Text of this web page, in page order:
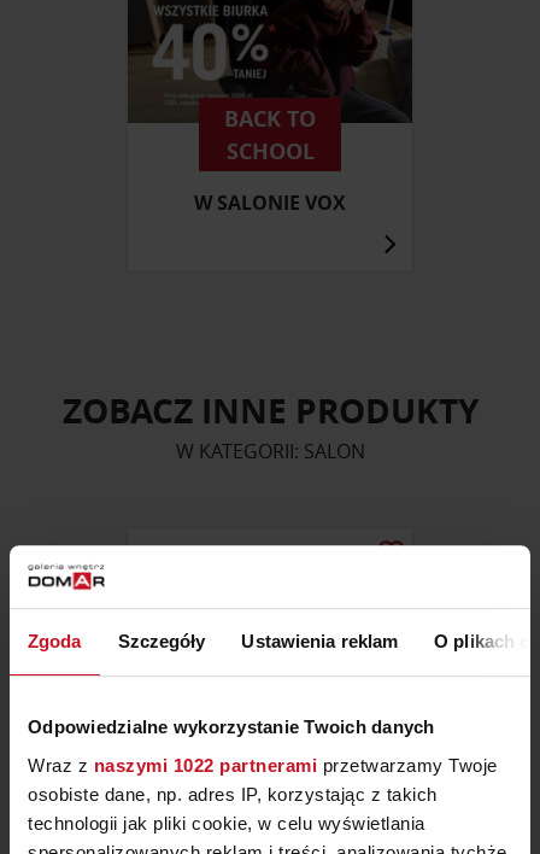
Zgoda Szczegóły Ustawienia reklam O plikach
Odpowiedzialne wykorzystanie Twoich danych
Wraz z naszymi 1022 partnerami przetwarzamy Twoje
osobiste dane, np. adres IP, korzystając z takich
technologii jak pliki cookie, w celu wyświetlania
BACK TO
SCHOOL
W SALONIE VOX
ZOBACZ INNE PRODUKTY
W KATEGORII: SALON